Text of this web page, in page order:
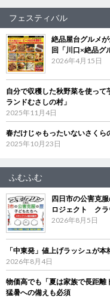
フェスティバル
絶品屋台グルメ
回「川口×絶品グ
2026年4月15日
自分で収穫した秋野菜を使っ
ランドむさしの村」
2025年11月4日
春だけじゃもったいないさくら
2025年10月23日
ふむふむ
四日市の公害克
ロジェクト クラ
2026年8月5日
「中東発」値上げラッシュが
2026年8月4日
物価高でも「夏は家族で長距
猛暑への備えも必須